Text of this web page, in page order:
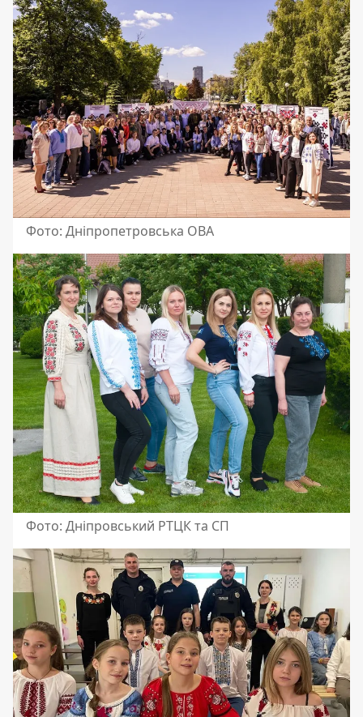
Фото: Дніпропетровська ОВА
Фото: Дніпровський РТЦК та СП